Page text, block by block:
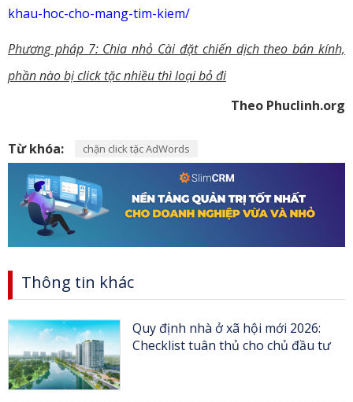
khau-hoc-cho-mang-tim-kiem/
Phương pháp 7: Chia nhỏ Cài đặt chiến dịch theo bán kính,
phần nào bị click tặc nhiều thì loại bỏ đi
Theo Phuclinh.org
Từ khóa: chặn click tặc AdWords
Thông tin khác
Quy định nhà ở xã hội mới 2026:
Checklist tuân thủ cho chủ đầu tư